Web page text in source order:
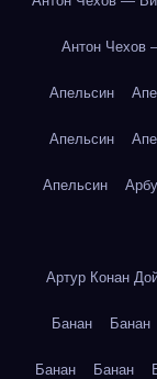
Антон Чехов
Апельсин
Апельсин
Апельсин
Артур Конан
Банан Банан
Банан Банан